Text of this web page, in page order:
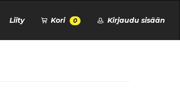
Liity Kori 0 Kirjaudu sisään